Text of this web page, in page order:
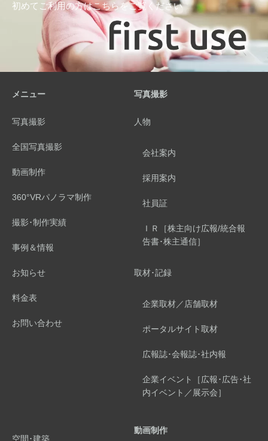
初めてご利用の方はこちらをご覧ください
メニュー
写真撮影
全国写真撮影
動画制作
360°VRパノラマ制作
撮影･制作実績
事例＆情報
お知らせ
料金表
お問い合わせ
写真撮影
人物
会社案内
採用案内
社員証
ＩＲ［株主向け広報/統合報
告書･株主通信］
取材･記録
企業取材／店舗取材
ポータルサイト取材
広報誌･会報誌･社内報
企業イベント［広報･広告･社
内イベント／展示会］
空間･建築
動画制作